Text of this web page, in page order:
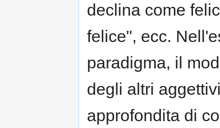
declina come
felice", ecc.
paradigma, il
degli altri
approfondita di